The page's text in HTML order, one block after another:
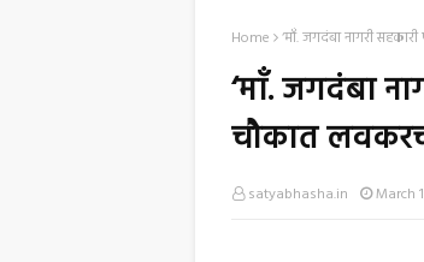
Home ‘माँ. जगदंबा नागरी
‘माँ. जगदंबा
चौकात
satyabhasha.in March